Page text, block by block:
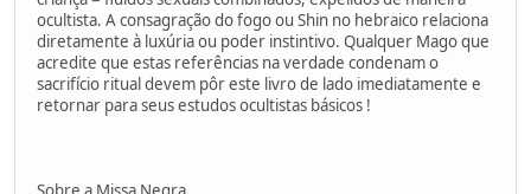
ocultista. A consagração do fogo ou Shin no hebraico relaciona
diretamente à luxúria ou poder instintivo. Qualquer Mago que
acredite que estas referências na verdade condenam o
sacrifício ritual devem pôr este livro de lado imediatamente e
retornar para seus estudos ocultistas básicos !